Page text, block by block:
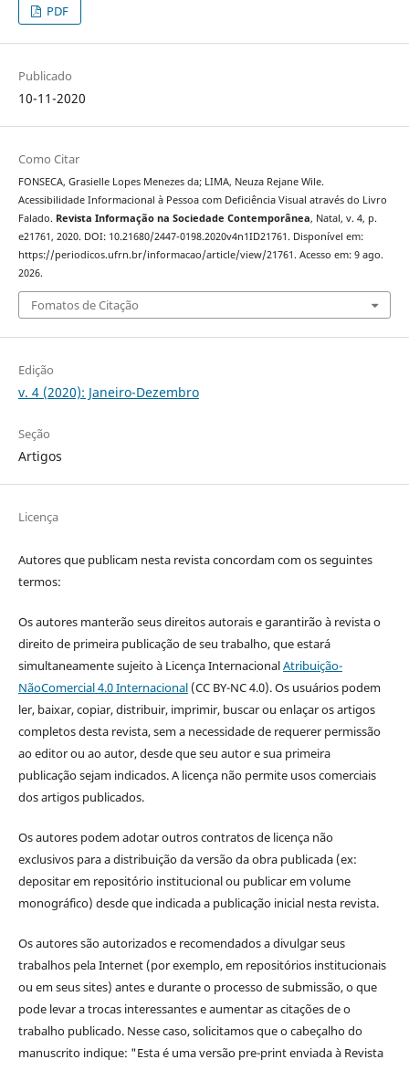
PDF
Publicado
10-11-2020
Como Citar
FONSECA, Grasielle Lopes Menezes da; LIMA, Neuza Rejane Wile.
Acessibilidade Informacional à Pessoa com Deficiência Visual através do Livro
Falado. Revista Informação na Sociedade Contemporânea, Natal, v. 4, p.
e21761, 2020. DOI: 10.21680/2447-0198.2020v4n1ID21761. Disponível em:
https://periodicos.ufrn.br/informacao/article/view/21761. Acesso em: 9 ago.
2026.
Fomatos de Citação
Edição
v. 4 (2020): Janeiro-Dezembro
Seção
Artigos
Licença
Autores que publicam nesta revista concordam com os seguintes
termos:
Os autores manterão seus direitos autorais e garantirão à revista o
direito de primeira publicação de seu trabalho, que estará
simultaneamente sujeito à Licença InternacionalAtribuição-
NãoComercial 4.0 Internacional(CC BY-NC 4.0). Os usuários podem
ler, baixar, copiar, distribuir, imprimir, buscar ou enlaçar os artigos
completos desta revista, sem a necessidade de requerer permissão
ao editor ou ao autor, desde que seu autor e sua primeira
publicação sejam indicados. A licença não permite usos comerciais
dos artigos publicados.
Os autores podem adotar outros contratos de licença não
exclusivos para a distribuição da versão da obra publicada (ex:
depositar em repositório institucional ou publicar em volume
monográfico) desde que indicada a publicação inicial nesta revista.
Os autores são autorizados e recomendados a divulgar seus
trabalhos pela Internet (por exemplo, em repositórios institucionais
ou em seus sites) antes e durante o processo de submissão, o que
pode levar a trocas interessantes e aumentar as citações de o
trabalho publicado. Nesse caso, solicitamos que o cabeçalho do
manuscrito indique: "Esta é uma versão pre-print enviada à Revista